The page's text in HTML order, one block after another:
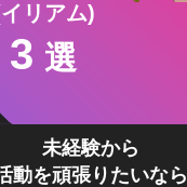
リアム)
3 選
未経験から
動を頑張りたいなら